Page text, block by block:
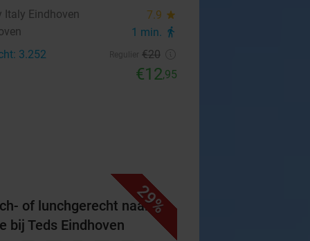
Italy Eindhoven
7.9 star
1 min. directions_walk
3.252 €20
€12,95
29%
of lunchgerecht naar
bij Teds Eindhoven